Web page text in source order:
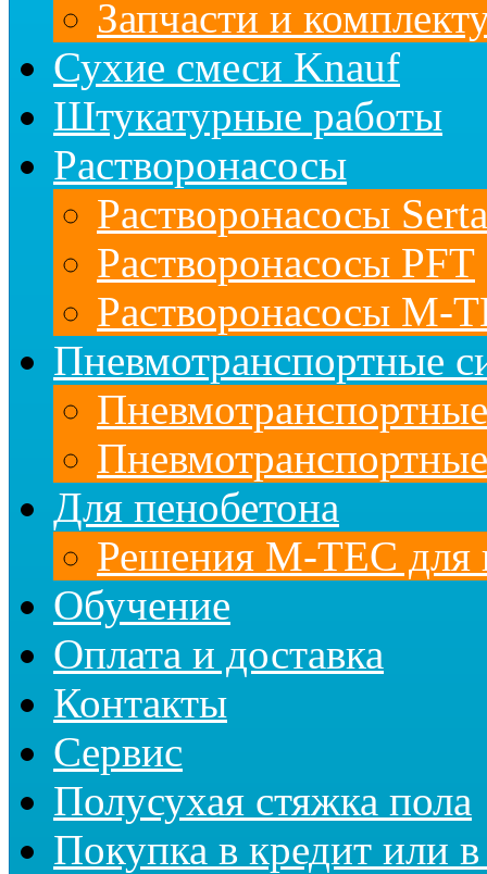
Запчасти и
Сухие смеси Knauf
Штукатурные работы
Растворонасосы
Растворонасосы
Растворонасосы PFT
Растворонасосы M-
Пневмотранспортные
Для пенобетона
Решения M-TEC для
Обучение
Оплата и доставка
Контакты
Сервис
Полусухая стяжка пола
Покупка в кредит или